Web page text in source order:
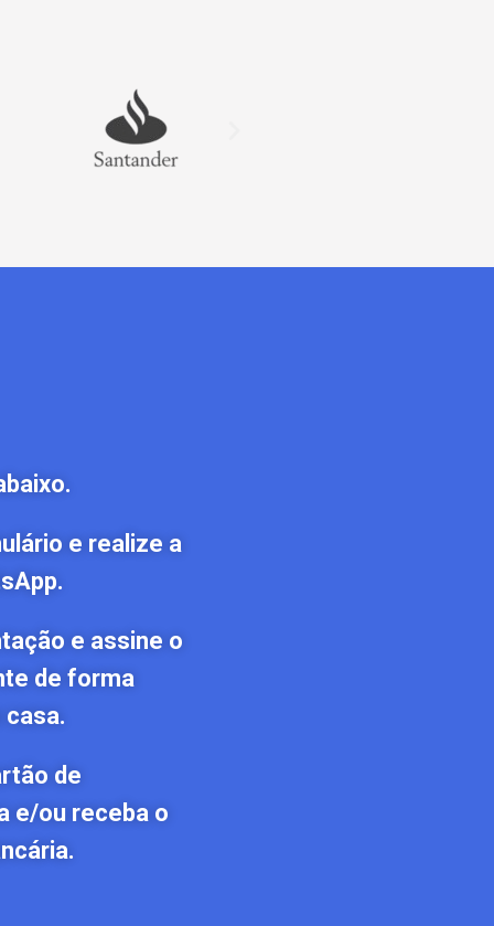
e realize a
e assine o
de forma
de
e/ou receba o